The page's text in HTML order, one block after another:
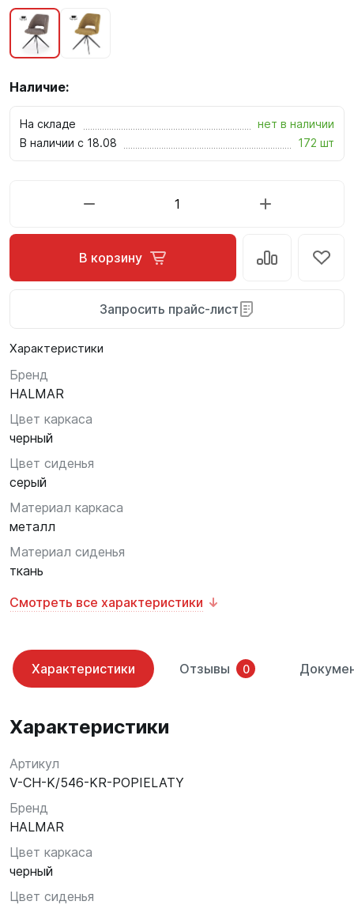
Характеристики
Бренд
HALMAR
Цвет каркаса
черный
Цвет сиденья
серый
Материал каркаса
металл
Материал сиденья
ткань
Смотреть все характеристики
Наличие:
На складе
нет в наличии
В наличии с 18.08
172 шт
В корзину
Запросить прайс-лист
Характеристики Отзывы 0
Характеристики
Артикул
V-CH-K/546-KR-POPIELATY
Бренд
HALMAR
Цвет каркаса
черный
Цвет сиденья